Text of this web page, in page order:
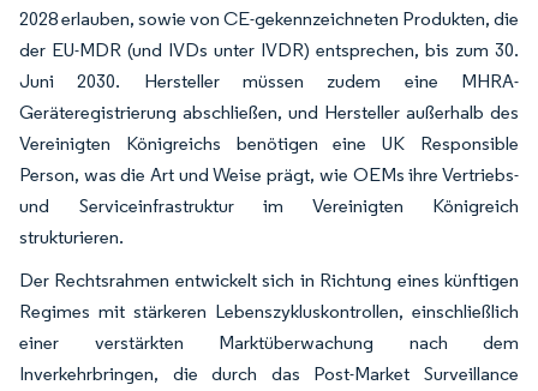
2028 erlauben, sowie von CE-gekennzeichneten Produkten, die
der EU-MDR (und IVDs unter IVDR) entsprechen, bis zum 30.
Juni 2030. Hersteller müssen zudem eine MHRA-
Geräteregistrierung abschließen, und Hersteller außerhalb des
Vereinigten Königreichs benötigen eine UK Responsible
Person, was die Art und Weise prägt, wie OEMs ihre Vertriebs-
und Serviceinfrastruktur im Vereinigten Königreich
strukturieren.
Der Rechtsrahmen entwickelt sich in Richtung eines künftigen
Regimes mit stärkeren Lebenszykluskontrollen, einschließlich
einer verstärkten Marktüberwachung nach dem
Inverkehrbringen, die durch das Post-Market Surveillance